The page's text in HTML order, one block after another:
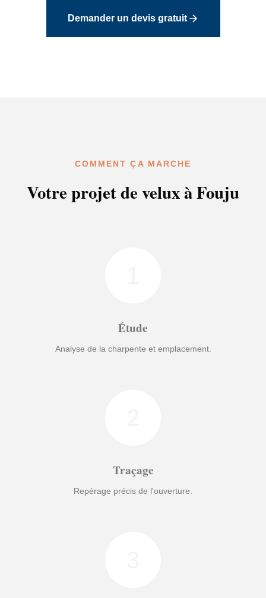
Demander un devis gratuit
COMMENT ÇA MARCHE
Votre projet de velux à Fouju
Étude
Analyse de la charpente et emplacement.
Traçage
Repérage précis de l'ouverture.